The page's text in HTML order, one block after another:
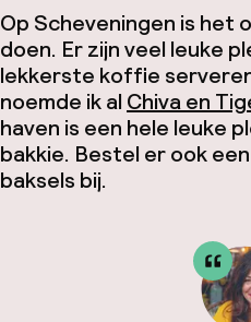
Op Scheveningen is het
doen. Er zijn veel leuke
lekkerste koffie
noemde ik al Chiva en
haven is een hele leuke
bakkie. Bestel er ook
baksels bij.